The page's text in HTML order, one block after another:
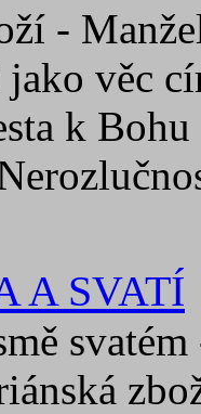
-
věc
k
A SVATÍ